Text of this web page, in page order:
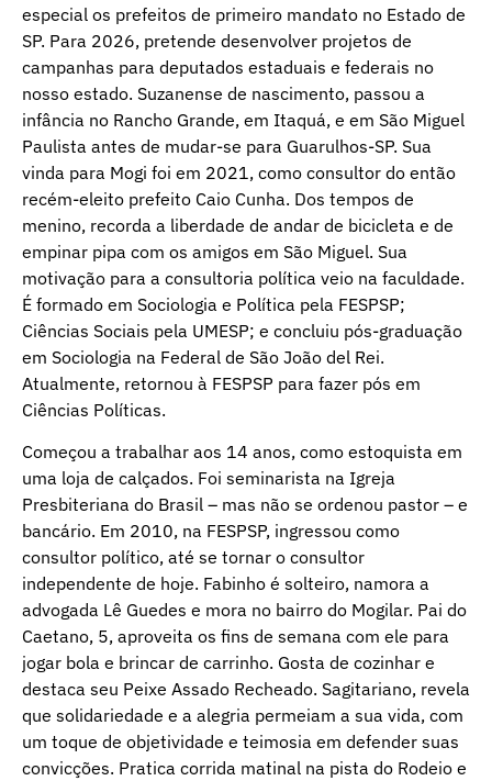
especial os prefeitos de primeiro mandato no Estado de
SP. Para 2026, pretende desenvolver projetos de
campanhas para deputados estaduais e federais no
nosso estado. Suzanense de nascimento, passou a
infância no Rancho Grande, em Itaquá, e em São Miguel
Paulista antes de mudar-se para Guarulhos-SP. Sua
vinda para Mogi foi em 2021, como consultor do então
recém-eleito prefeito Caio Cunha. Dos tempos de
menino, recorda a liberdade de andar de bicicleta e de
empinar pipa com os amigos em São Miguel. Sua
motivação para a consultoria política veio na faculdade.
É formado em Sociologia e Política pela FESPSP;
Ciências Sociais pela UMESP; e concluiu pós-graduação
em Sociologia na Federal de São João del Rei.
Atualmente, retornou à FESPSP para fazer pós em
Ciências Políticas.
Começou a trabalhar aos 14 anos, como estoquista em
uma loja de calçados. Foi seminarista na Igreja
Presbiteriana do Brasil – mas não se ordenou pastor – e
bancário. Em 2010, na FESPSP, ingressou como
consultor político, até se tornar o consultor
independente de hoje. Fabinho é solteiro, namora a
advogada Lê Guedes e mora no bairro do Mogilar. Pai do
Caetano, 5, aproveita os fins de semana com ele para
jogar bola e brincar de carrinho. Gosta de cozinhar e
destaca seu Peixe Assado Recheado. Sagitariano, revela
que solidariedade e a alegria permeiam a sua vida, com
um toque de objetividade e teimosia em defender suas
convicções. Pratica corrida matinal na pista do Rodeio e